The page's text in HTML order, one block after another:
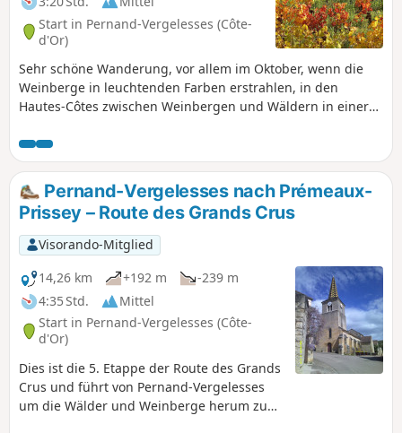
Start in Pernand-Vergelesses (Côte-
d'Or)
Sehr schöne Wanderung, vor allem im Oktober, wenn die
Weinberge in leuchtenden Farben erstrahlen, in den
Hautes-Côtes zwischen Weinbergen und Wäldern in einer
insbesondere oberhalb von Pernand-Vergelesses. Die
Wanderung ist recht einfach, auf guten Wegen, trotz
einiger kurzer, aber steilerer Anstiege. Sie können im
Waschhaus von Villers-la-Faye picknicken, das für Wanderer
eingerichtet wurde.
Pernand-Vergelesses nach Prémeaux-
Prissey – Route des Grands Crus
Visorando-Mitglied
14,26 km
+192 m
-239 m
4:35 Std.
Mittel
Start in Pernand-Vergelesses (Côte-
d'Or)
Dies ist die 5. Etappe der Route des Grands
Crus und führt von Pernand-Vergelesses
um die Wälder und Weinberge herum zu